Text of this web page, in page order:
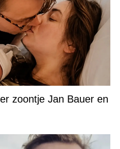
zoontje Jan Bauer en